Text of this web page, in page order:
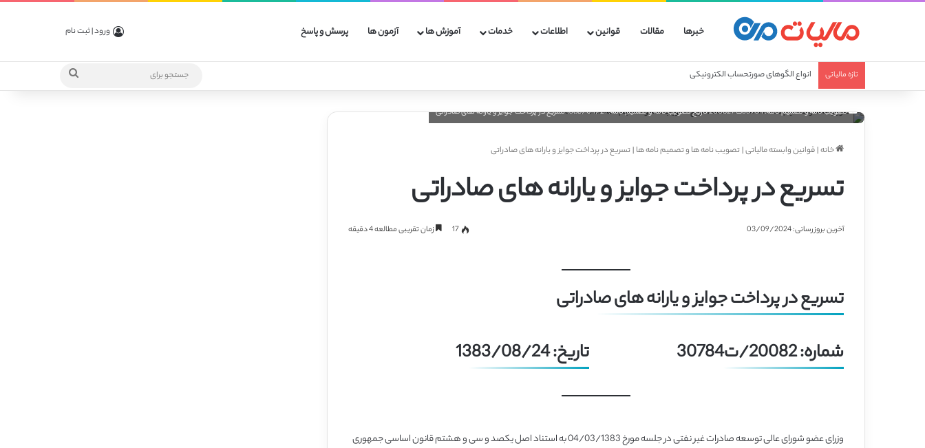
خبرها مقالات قوانین اطلاعات خدمات آموزش ها آزمون ها پرسش و پاسخ ورود | ثبت نام
تازه مالیاتی انواع صورتحساب الکترونیکی
جستجو
تصویب نامه و تصمیم نامه: 30784ت/20082 تاریخ تصویب نامه و تصمیم نامه: 1383/04/21 تسریع در پرداخت جوایز و یارانه های صادراتی
خانه|قوانین وابسته مالیاتی|تصویب نامه ها و تصمیم نامه ها |تسریع در پرداخت جوایز و یارانه های صادراتی
تسریع در پرداخت جوایز و یارانه های صادراتی
آخرین بروزرسانی: 03/09/2024 17 زمان تقریبی مطالعه 4 دقیقه
تسریع در پرداخت جوایز و یارانه های صادراتی
شماره: 20082/ت30784
تاریخ: 1383/08/24
وزرای عضو شورای عالی توسعه صادرات غیر نفتی در جلسه مورخ 04/03/1383 به استناد اصل یکصد و سی و هشتم قانون اساسی جمهوری